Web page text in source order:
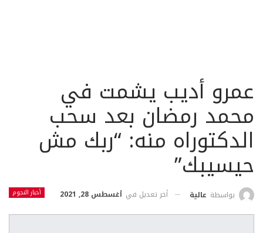
عمرو أديب يشمت في
محمد رمضان بعد سحب
الدكتوراه منه: “ربك مش
حيسيبك”
أخبار النجوم بواسطة عالية أخر تعديل في أغسطس 28, 2021